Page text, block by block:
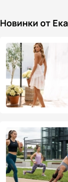
Новинки от